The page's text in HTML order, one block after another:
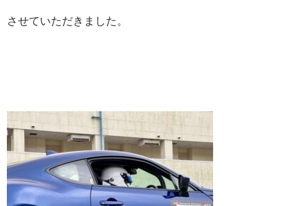
させていただきました。